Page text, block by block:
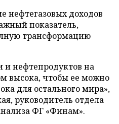
нефтегазовых доходов
показатель,
трансформацию
и нефтепродуктов на
высока, чтобы ее можно
для остального мира»,
руководитель отдела
ФГ «Финам».